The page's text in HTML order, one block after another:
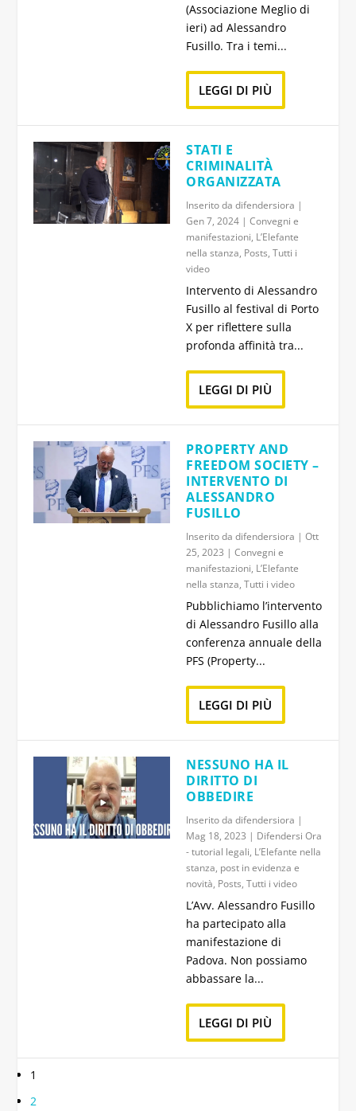
(Associazione Meglio di
ieri) ad Alessandro
Fusillo. Tra i temi...
LEGGI DI PIÙ
STATI E
CRIMINALITÀ
ORGANIZZATA
Inserito da difendersiora |
Gen 7, 2024 | Convegni e
manifestazioni, L’Elefante
nella stanza, Posts, Tutti i
video
Intervento di Alessandro
Fusillo al festival di Porto
X per riflettere sulla
profonda affinità tra...
LEGGI DI PIÙ
PROPERTY AND
FREEDOM SOCIETY –
INTERVENTO DI
ALESSANDRO
FUSILLO
Inserito da difendersiora | Ott
25, 2023 | Convegni e
manifestazioni, L’Elefante
nella stanza, Tutti i video
Pubblichiamo l’intervento
di Alessandro Fusillo alla
conferenza annuale della
PFS (Property...
LEGGI DI PIÙ
NESSUNO HA IL
DIRITTO DI
OBBEDIRE
Inserito da difendersiora |
Mag 18, 2023 | Difendersi Ora
- tutorial legali, L’Elefante nella
stanza, post in evidenza e
novità, Posts, Tutti i video
L’Avv. Alessandro Fusillo
ha partecipato alla
manifestazione di
Padova. Non possiamo
abbassare la...
LEGGI DI PIÙ
1
2